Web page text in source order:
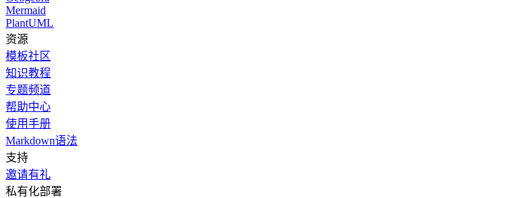
Mermaid
PlantUML
资源
模板社区
知识教程
专题频道
帮助中心
使用手册
Markdown语法
支持
邀请有礼
私有化部署